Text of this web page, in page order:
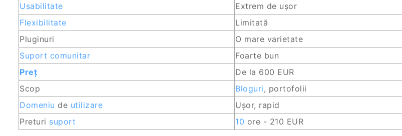
Usabilitate
Extrem de ușor
Flexibilitate
Limitată
Pluginuri
O mare varietate
Suport comunitar
Foarte bun
Preț
De la 600 EUR
Scop
Bloguri, portofolii
Domeniu de utilizare Ușor, rapid
Preturi suport 10 ore - 210 EUR